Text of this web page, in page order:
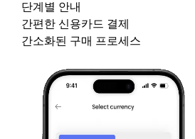
단계별 안내
간편한 신용카드 결제
간소화된 구매 프로세스